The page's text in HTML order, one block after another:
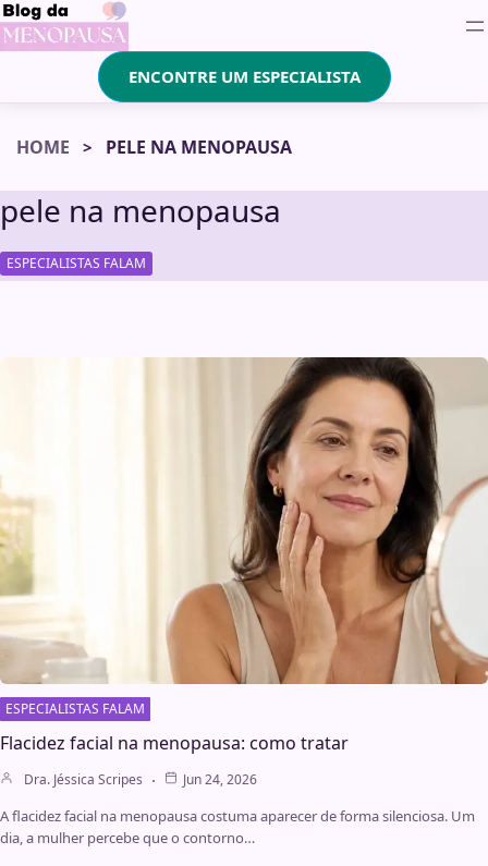
ENCONTRE UM ESPECIALISTA
HOME PELE NA MENOPAUSA
pele na menopausa
ESPECIALISTAS FALAM
ESPECIALISTAS FALAM
Flacidez facial na menopausa: como tratar
Dra. Jéssica Scripes Jun 24, 2026
A flacidez facial na menopausa costuma aparecer de forma silenciosa. Um
dia, a mulher percebe que o contorno…